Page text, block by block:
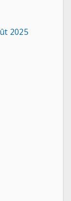
2025